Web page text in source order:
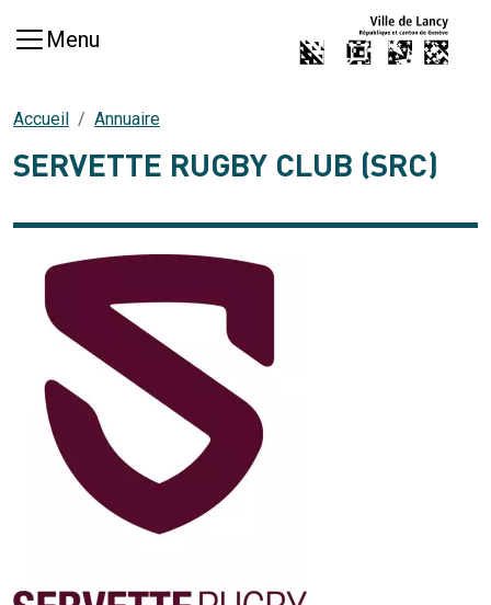
Menu
Accueil Annuaire
SERVETTE RUGBY CLUB (SRC)